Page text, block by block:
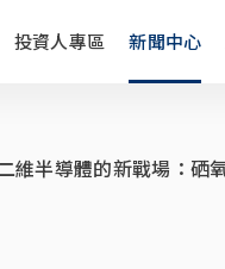
投資人專區 新聞中心
維半導體的新戰場：硒